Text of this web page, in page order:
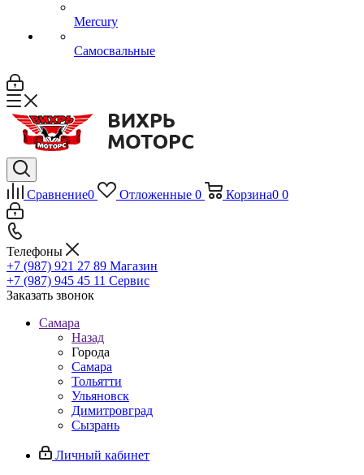
Mercury
Самосвальные
Сравнение0 Отложенные 0 Корзина0 0
Телефоны
+7 (987) 921 27 89 Магазин
+7 (987) 945 45 11 Сервис
Заказать звонок
Самара
Назад
Города
Самара
Тольятти
Ульяновск
Димитровград
Сызрань
Личный кабинет